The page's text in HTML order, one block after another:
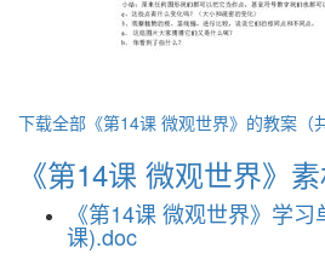
下载全部《第14课 微观世界》的教案（
《第14课 微观世界》
《第14课 微观世界》学
课).doc